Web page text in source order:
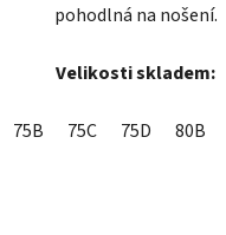
pohodlná na nošení.
Velikosti skladem:
75B 75C 75D 80B